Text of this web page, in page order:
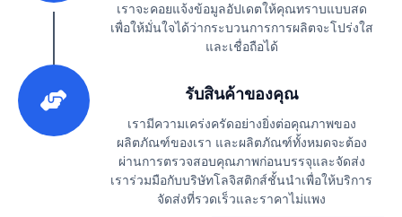
เราจะคอยแจ้งข้อมูลอัปเดตให้คุณทราบแบบสด
เพื่อให้มั่นใจได้ว่ากระบวนการการผลิตจะโปร่งใส
และเชื่อถือได้
รับสินค้าของคุณ
เรามีความเคร่งครัดอย่างยิ่งต่อคุณภาพของ
ผลิตภัณฑ์ของเรา และผลิตภัณฑ์ทั้งหมดจะต้อง
ผ่านการตรวจสอบคุณภาพก่อนบรรจุและจัดส่ง
เราร่วมมือกับบริษัทโลจิสติกส์ชั้นนำเพื่อให้บริการ
จัดส่งที่รวดเร็วและราคาไม่แพง